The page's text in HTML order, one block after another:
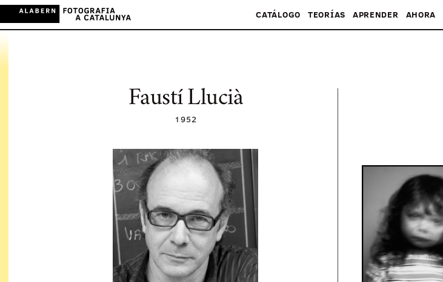
CATÁLOGO TEORÍAS APRENDER AHORA
Faustí Llucià
1952